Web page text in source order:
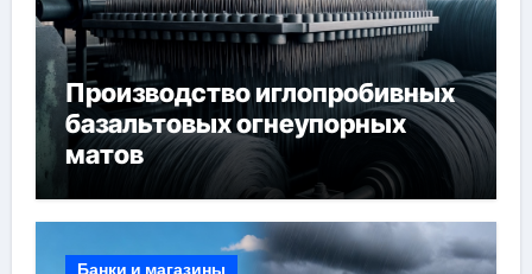
Производство иглопробивных
базальтовых огнеупорных
матов
Банки и магазины